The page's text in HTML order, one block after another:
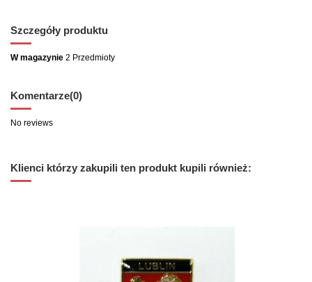
Szczegóły produktu
W magazynie 2 Przedmioty
Komentarze(0)
No reviews
Klienci którzy zakupili ten produkt kupili również: